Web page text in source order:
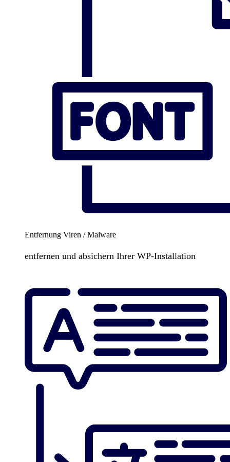
Entfernung Viren / Malware
entfernen und absichern Ihrer WP-Installation